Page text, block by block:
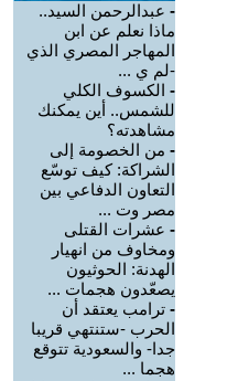
- عبدالرحمن السيد..
ماذا نعلم عن ابن
المهاجر المصري الذي
-لم ي ...
- الكسوف الكلي
للشمس.. أين يمكنك
مشاهدته؟
- من الخصومة إلى
الشراكة: كيف توسّع
التعاون الدفاعي بين
مصر وت ...
- عشرات القتلى
ومخاوف من انهيار
الهدنة: الحوثيون
يصعّدون هجمات ...
- ترامب يعتقد أن
الحرب -ستنتهي قريبا
جدا- والسعودية تتوقع
هجما ...